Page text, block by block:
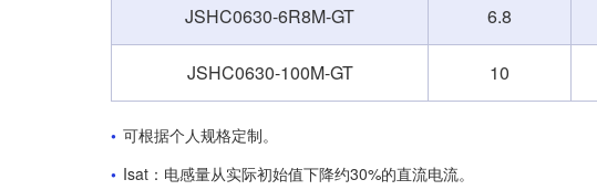
JSHC0630-6R8M-GT 6.8
JSHC0630-100M-GT 10
• 可根据个人规格定制。
• Isat：电感量从实际初始值下降约30%的直流电流。